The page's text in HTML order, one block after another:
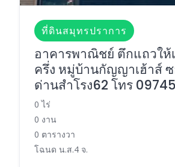
ที่ดินสมุทรปราการ
อาคารพาณิชย์ ตึกแถวให้
ครึ่ง หมู่บ้านกัญญาเฮ้าส์
ด่านสำโรง62 โทร
0 ไร่
0 งาน
0 ตารางวา
โฉนด น.ส.4 จ.